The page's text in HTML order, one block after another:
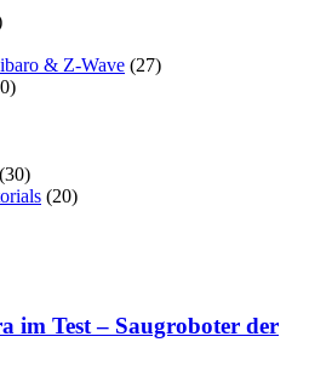
& Z-Wave (27)
(30)
(20)
im Test – Saugroboter der